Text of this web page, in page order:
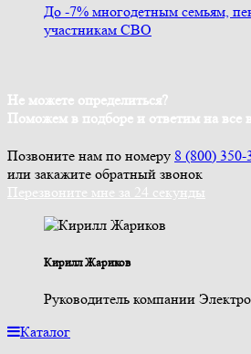
До -7% многодетным семьям,
участникам СВО
Не можете определиться?
Поможем в подборе и ответим на все
Позвоните нам по номеру 8 (800) 350-
или закажите обратный звонок
Перезвоните мне за 24 секунды
Кирилл Жариков
Руководитель компании
Каталог